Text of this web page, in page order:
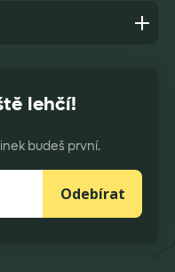
lehčí!
budeš první.
Odebírat